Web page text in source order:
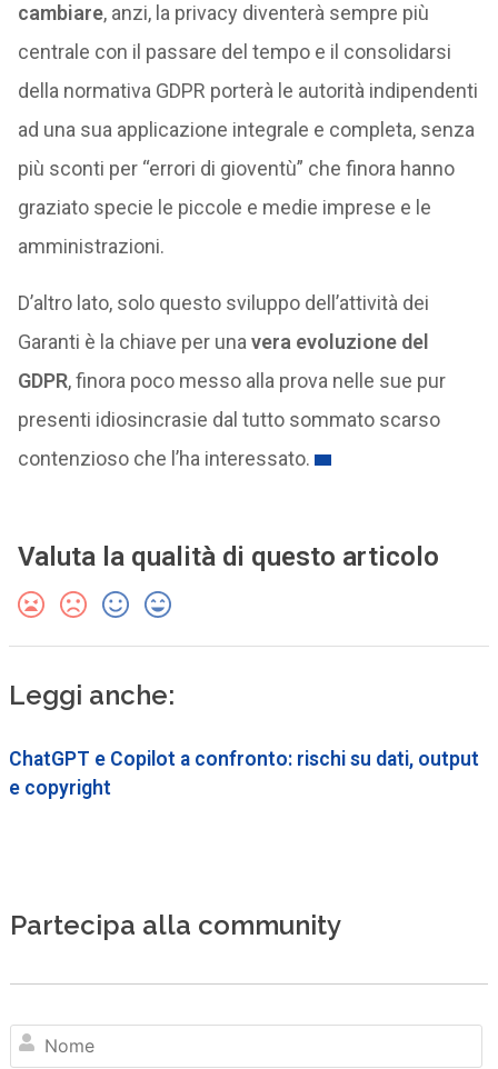
cambiare, anzi, la privacy diventerà sempre più
centrale con il passare del tempo e il consolidarsi
della normativa GDPR porterà le autorità indipendenti
ad una sua applicazione integrale e completa, senza
più sconti per “errori di gioventù” che finora hanno
graziato specie le piccole e medie imprese e le
amministrazioni.
D’altro lato, solo questo sviluppo dell’attività dei
Garanti è la chiave per una vera evoluzione del
GDPR, finora poco messo alla prova nelle sue pur
presenti idiosincrasie dal tutto sommato scarso
contenzioso che l’ha interessato.
Valuta la qualità di questo articolo
Leggi anche:
ChatGPT e Copilot a confronto: rischi su dati, output
e copyright
Partecipa alla community